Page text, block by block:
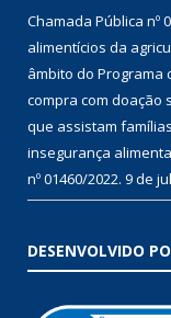
Chamada Pública nº
alimentícios da
âmbito do Programa
compra com doação
que assistam
insegurança
nº 01460/2022. 9 de
DESENVOLVIDO